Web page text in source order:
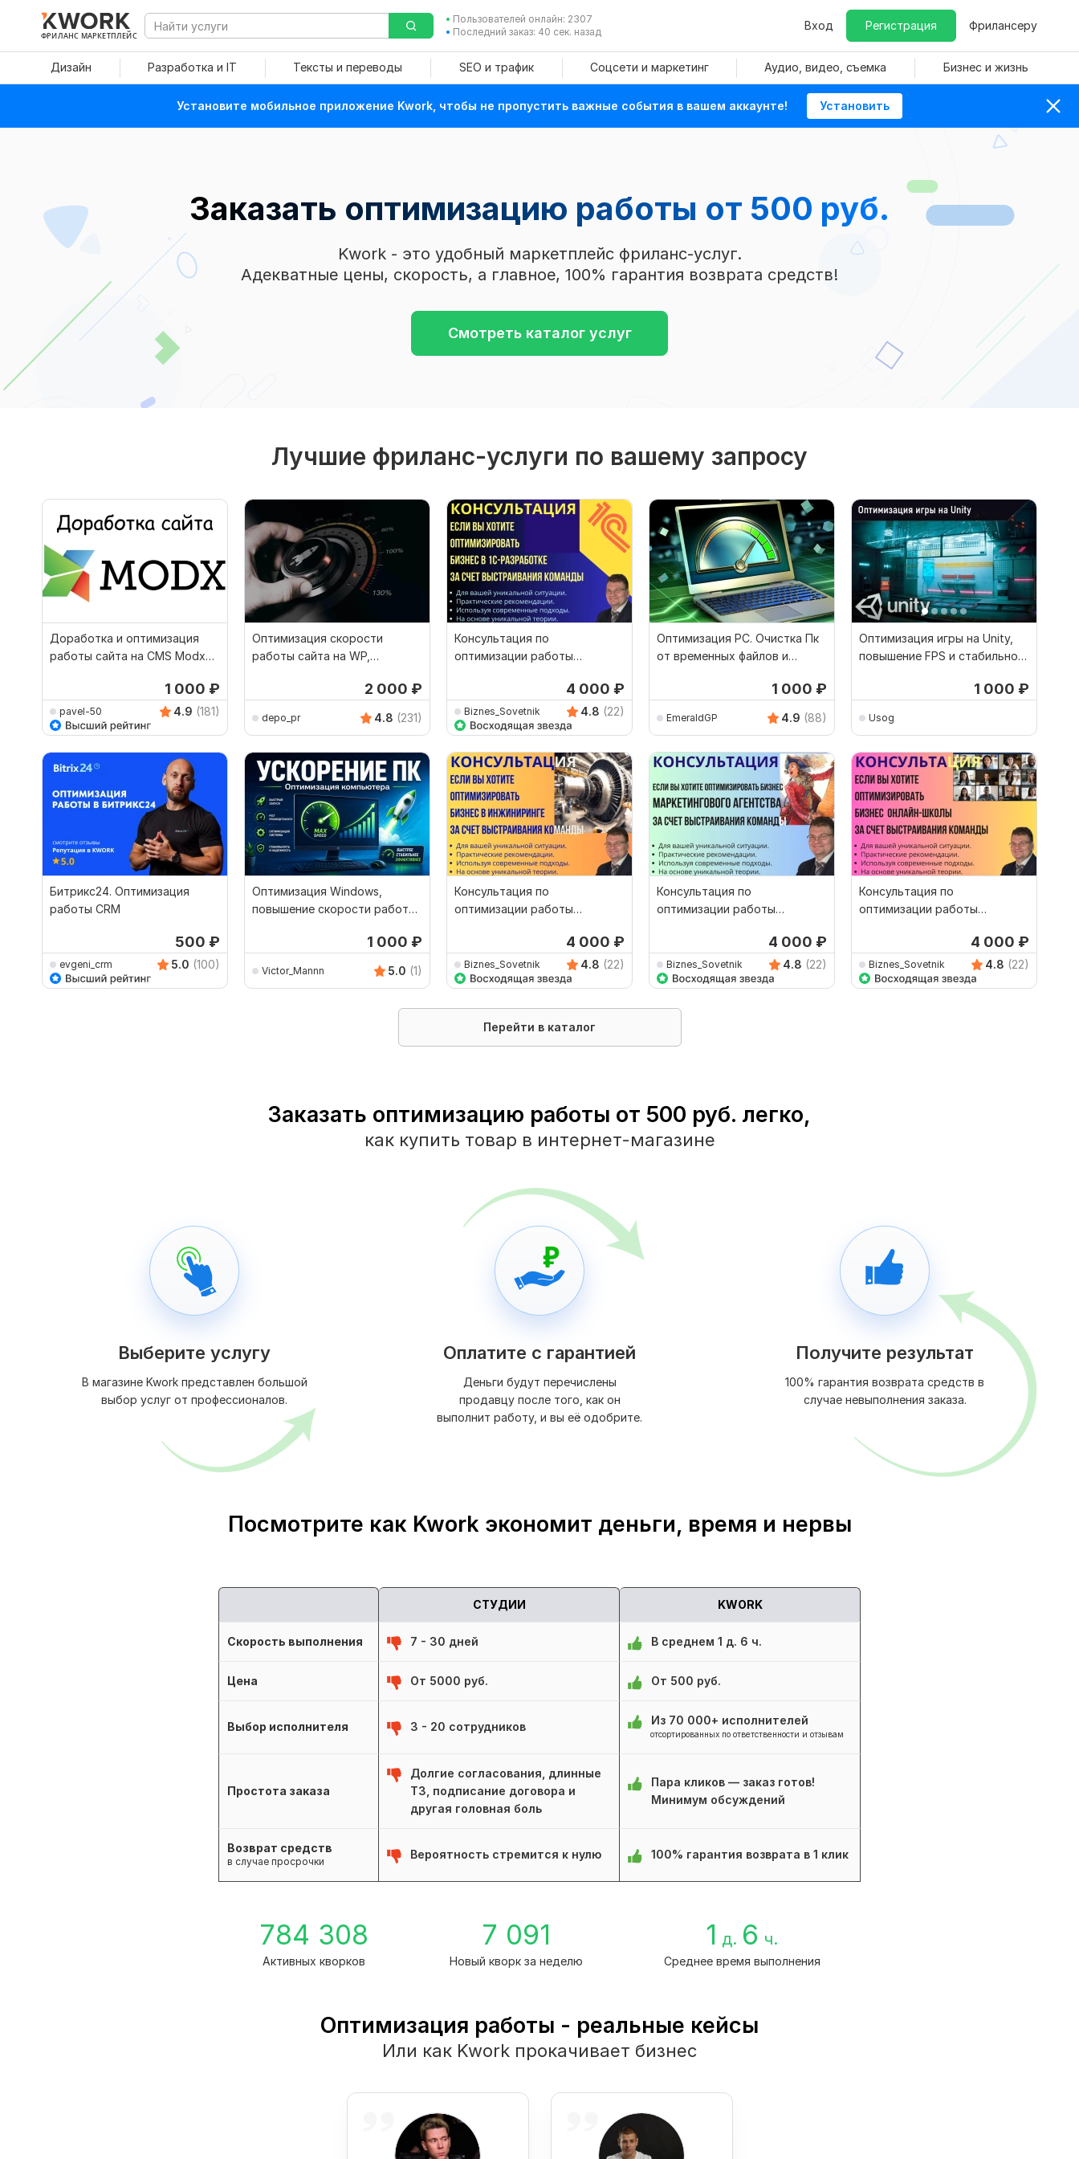
ФРИЛАНС МАРКЕТПЛЕЙС
Пользователей онлайн: 2307
Последний заказ: 40 сек. назад
Вход Регистрация Фрилансеру
Дизайн Разработка и IT Тексты и переводы SEO и трафик Соцсети и маркетинг Аудио, видео, съемка Бизнес и жизнь
Установите мобильное приложение Kwork, чтобы не пропустить важные события в вашем аккаунте! Установить
Заказать оптимизацию работы от 500 руб.
Kwork - это удобный маркетплейс фриланс-услуг.
Адекватные цены, скорость, а главное, 100% гарантия возврата средств!
Смотреть каталог услуг
Лучшие фриланс-услуги по вашему запросу
Доработка и оптимизация
работы сайта на CMS Modx
1 000 ₽
pavel-50 4.9 (181)
Оптимизация скорости
работы сайта на WP,
2 000 ₽
depo_pr 4.8 (231)
Консультация по
оптимизации работы
4 000 ₽
Biznes_Sovetnik 4.8 (22)
Оптимизация PC. Очистка Пк
от временных файлов и
1 000 ₽
EmeraldGP 4.9 (88)
Оптимизация игры на Unity,
повышение FPS и стабильном
1 000 ₽
Usog
Битрикс24. Оптимизация
работы CRM
500 ₽
evgeni_crm 5.0 (100)
Оптимизация Windows,
повышение скорости работы
1 000 ₽
Victor_Mannn 5.0 (1)
Консультация по
оптимизации работы
4 000 ₽
Biznes_Sovetnik 4.8 (22)
Консультация по
оптимизации работы
4 000 ₽
Biznes_Sovetnik 4.8 (22)
Консультация по
оптимизации работы
4 000 ₽
Biznes_Sovetnik 4.8 (22)
Перейти в каталог
Заказать оптимизацию работы от 500 руб. легко,
как купить товар в интернет-магазине
Выберите услугу
В магазине Kwork представлен большой
выбор услуг от профессионалов.
Оплатите с гарантией
Деньги будут перечислены
продавцу после того, как он
выполнит работу, и вы её одобрите.
Получите результат
100% гарантия возврата средств в
случае невыполнения заказа.
Посмотрите как Kwork экономит деньги, время и нервы
СТУДИИ KWORK
Скорость выполнения 7 - 30 дней В среднем 1 д. 6 ч.
Цена От 5000 руб. От 500 руб.
Выбор исполнителя 3 - 20 сотрудников Из 70 000+ исполнителей
отсортированных по ответственности и отзывам
Простота заказа
Долгие согласования, длинные
ТЗ, подписание договора и
другая головная боль
Пара кликов — заказ готов!
Минимум обсуждений
Возврат средств
в случае просрочки
Вероятность стремится к нулю 100% гарантия возврата в 1 клик
784 308
Активных кворков
7 091
Новый кворк за неделю
1 д. 6 ч.
Среднее время выполнения
Оптимизация работы - реальные кейсы
Или как Kwork прокачивает бизнес